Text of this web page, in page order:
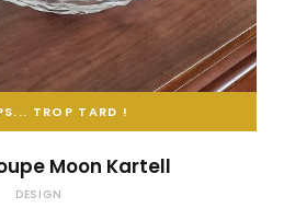
TROP TARD !
Moon Kartell
DESIGN